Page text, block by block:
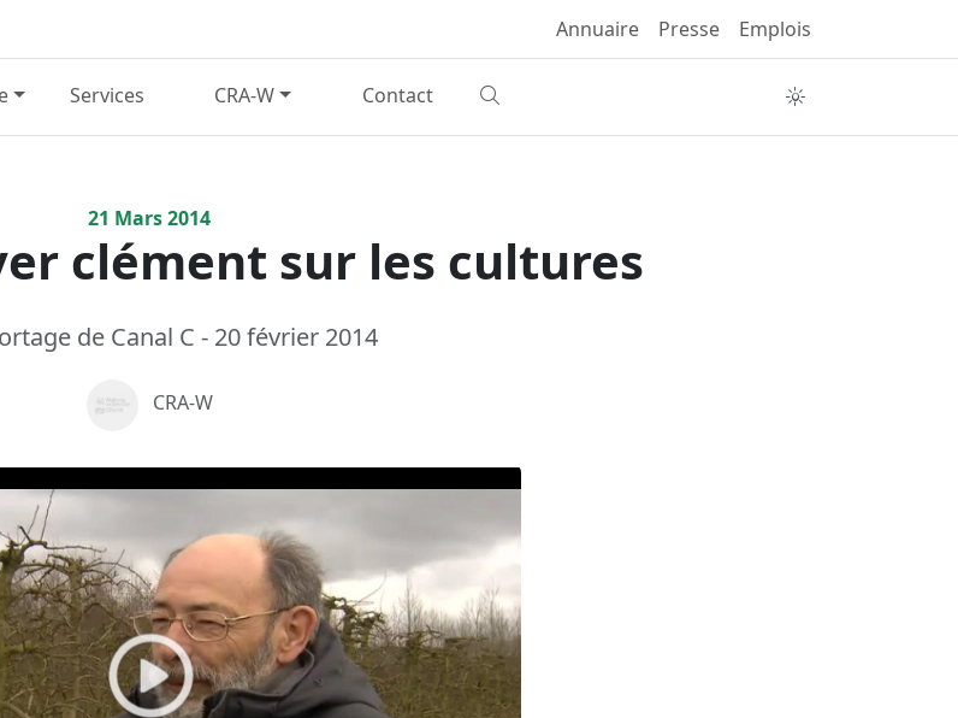
Annuaire Presse Emplois
Services CRA-W Contact
21 Mars2014
clément sur les cultures
de Canal C - 20 février 2014
CRA-W